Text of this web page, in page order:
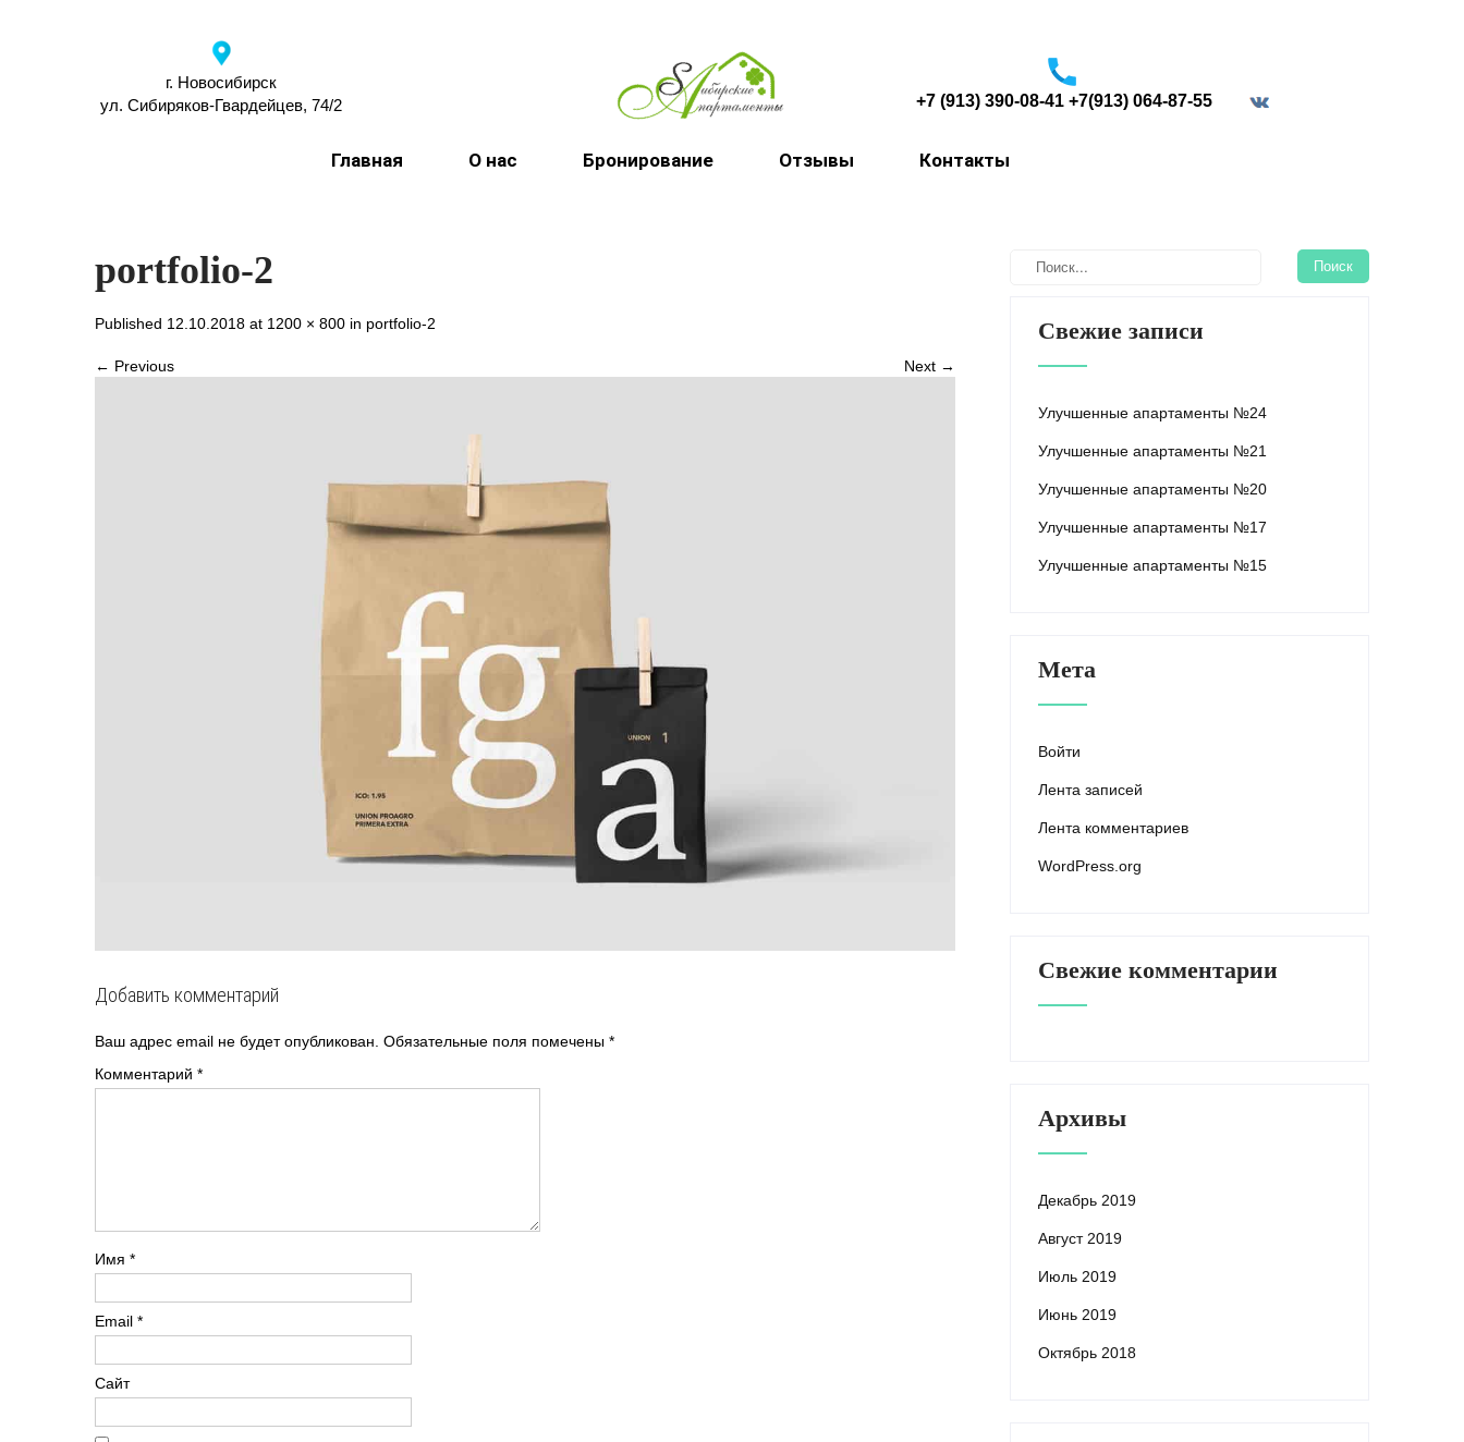
г. Новосибирск
ул. Сибиряков-Гвардейцев, 74/2
+7 (913) 390-08-41 +7(913) 064-87-55
Главная О нас Бронирование Отзывы Контакты
portfolio-2
Published 12.10.2018 at 1200 × 800 in portfolio-2
← Previous Next →
Добавить комментарий
Ваш адрес email не будет опубликован. Обязательные поля помечены *
Комментарий *
Имя *
Email *
Сайт
Свежие записи
Улучшенные апартаменты №24
Улучшенные апартаменты №21
Улучшенные апартаменты №20
Улучшенные апартаменты №17
Улучшенные апартаменты №15
Мета
Войти
Лента записей
Лента комментариев
WordPress.org
Свежие комментарии
Архивы
Декабрь 2019
Август 2019
Июль 2019
Июнь 2019
Октябрь 2018